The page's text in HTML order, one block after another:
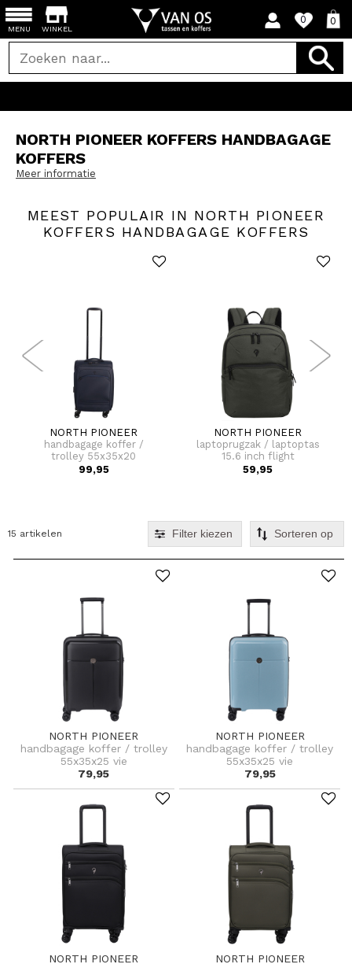
WINKEL
0 0
MENU
NORTH PIONEER KOFFERS HANDBAGAGE
KOFFERS
Meer informatie
MEEST POPULAIR IN NORTH PIONEER
KOFFERS HANDBAGAGE KOFFERS
NORTH PIONEER
handbagage koffer /
trolley 55x35x20
boarding
99,95
NORTH PIONEER
laptoprugzak / laptoptas
15.6 inch flight
59,95
15 artikelen Filter kiezen
NORTH PIONEER
handbagage koffer / trolley
55x35x25 vie
79,95
NORTH PIONEER
handbagage koffer / trolley
55x35x25 vie
79,95
NORTH PIONEER
NORTH PIONEER